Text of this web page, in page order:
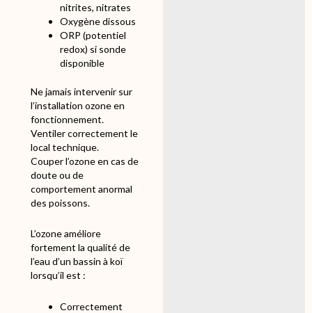
nitrites, nitrates
Oxygène dissous
ORP (potentiel
redox) si sonde
disponible
Ne jamais intervenir sur
l’installation ozone en
fonctionnement.
Ventiler correctement le
local technique.
Couper l’ozone en cas de
doute ou de
comportement anormal
des poissons.
L’ozone améliore
fortement la qualité de
l’eau d’un bassin à koï
lorsqu’il est :
Correctement